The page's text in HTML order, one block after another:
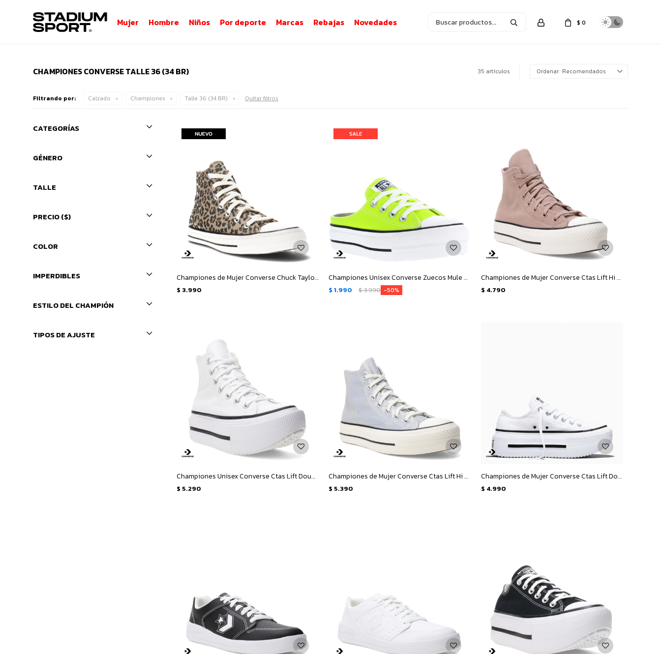
Mujer Hombre Niños Por deporte Marcas Rebajas Novedades $ 0
CHAMPIONES CONVERSE TALLE 36 (34 BR) 35 artículos Recomendados
Filtrando por: Calzado Championes Talle 36 (34 BR) Quitar filtros
Championes de Mujer Converse Chuck Taylor All Star Hi Animal - Animal Print
$ 3.990
Championes Unisex Converse Zuecos Mule Lift - Amarillo Limón
$ 1.990 $3.990 50
Championes de Mujer Converse Ctas Lift Hi - Beige - Marrón Tierra
$ 4.790
Championes Unisex Converse Ctas Lift Double Stack HI - Blanco - Negro
$ 5.290
Championes de Mujer Converse Ctas Lift Hi - Blanco - Plata
$ 5.390
Championes de Mujer Converse Ctas Lift Double Stack Ox - Blanco - Negro
$ 4.990
CATEGORÍAS
GÉNERO
TALLE
PRECIO($)
COLOR
IMPERDIBLES
ESTILO DEL CHAMPIÓN
TIPOS DE AJUSTE